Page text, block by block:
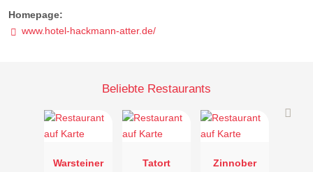
Homepage:
www.hotel-hackmann-atter.de/
Beliebte Restaurants
Warsteiner
Tatort
Zinnober